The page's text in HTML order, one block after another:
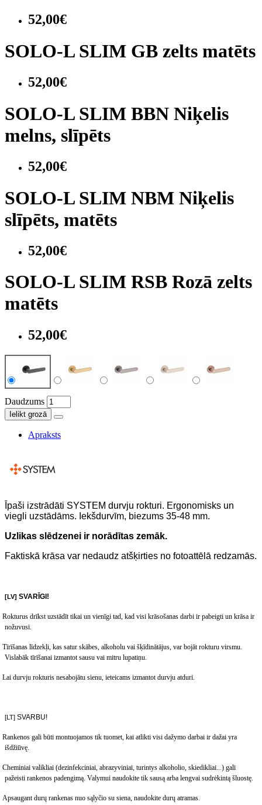
52,00€
SOLO-L SLIM GB zelts matēts
52,00€
SOLO-L SLIM BBN Niķelis
melns, slīpēts
52,00€
SOLO-L SLIM NBM Niķelis
slīpēts, matēts
52,00€
SOLO-L SLIM RSB Rozā zelts
matēts
52,00€
Daudzums
Ielikt grozā
Apraksts
Īpaši izstrādāti SYSTEM durvju rokturi. Ergonomisks un
viegli uzstādāms. Iekšdurvīm, biezums 35-48 mm.
Uzlikas slēdzenei ir norādītas zemāk.
Faktiskā krāsa var nedaudz atšķirties no fotoattēlā redzamās.
[LV] SVARĪGI!
Rokturus drīkst uzstādīt tikai un vienīgi tad, kad visi krāsošanas darbi ir pabeigti un krāsa ir
nožuvusi
Tīrīšanas līdzekļi, kas satur skābes, alkoholu vai šķīdinātājus, var bojāt rokturu virsmu.
Vislabāk tīrīšanai izmantot sausu vai mitru lupatiņu.
Lai durvju rokturis nesabojātu sienu, ieteicams izmantot durvju atduri.
[LT] SVARBU!
Rankenos gali būti montuojamos tik tuomet, kai atlikti visi dažymo darbai ir dažai yra
išdžiūvę.
Cheminiai valikliai (dezinfekciniai, abrazyviniai, turintys alkoholio, skiedikliai...) gali
pažeisti rankenos padengimą. Valymui naudokite tik sausą arba lengvai sudrėkintą šluostę.
Apsaugant durų rankenas nuo sąlyčio su siena, naudokite durų atramas.